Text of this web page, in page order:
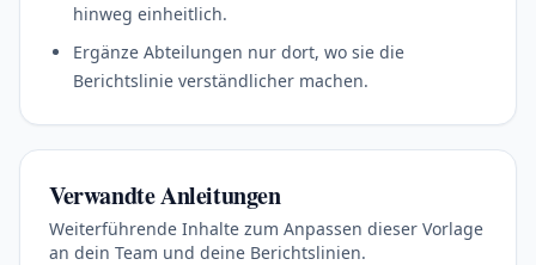
hinweg einheitlich.
Ergänze Abteilungen nur dort, wo sie die
Berichtslinie verständlicher machen.
Verwandte Anleitungen
Weiterführende Inhalte zum Anpassen dieser Vorlage
an dein Team und deine Berichtslinien.